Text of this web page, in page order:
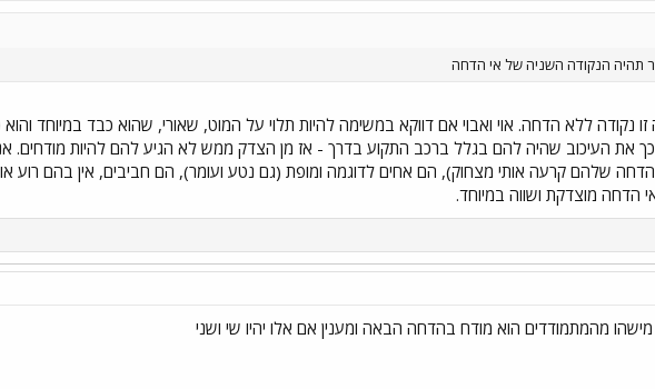
תהיה הנקודה השניה של אי הדחה
זו נקודה ללא הדחה. אוי ואבוי אם דווקא במשימה להיות תלוי על המוט, שאורי, שהוא כבד במיוחד
לכך את העיכוב שהיה להם בגלל ברכב התקוע בדרך - אז מן הצדק ממש לא הגיע להם להיות
שלהם קרעה אותי מצחוק), הם אחים לדוגמה ומופת (גם נטע ועומר), הם חביבים, אין בהם רוע או
הדחה מוצדקת ושווה במיוחד.
מהמתמודדים הוא מודח בהדחה הבאה ומענין אם אלו יהיו שי ושני